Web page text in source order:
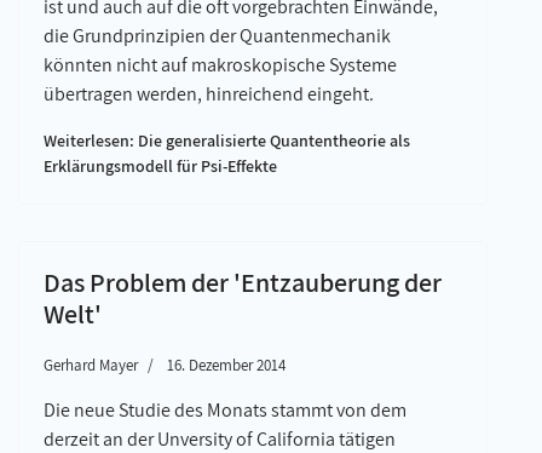
ist und auch auf die oft vorgebrachten Einwände,
die Grundprinzipien der Quantenmechanik
könnten nicht auf makroskopische Systeme
übertragen werden, hinreichend eingeht.
Weiterlesen: Die generalisierte Quantentheorie als
Erklärungsmodell für Psi-Effekte
Das Problem der 'Entzauberung der
Welt'
Gerhard Mayer 16. Dezember 2014
Die neue Studie des Monats stammt von dem
derzeit an der Unversity of California tätigen